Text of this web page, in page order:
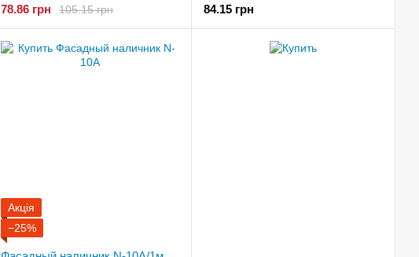
105.15 грн
78.86 грн 84.15 грн
Акція
−25%